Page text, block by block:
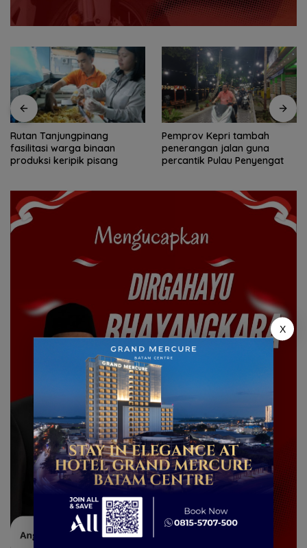
Pemprov Kepri tambah
penerangan jalan guna
percantik Pulau Penyengat
Yane Bima Arya: HAN
perkuat perhatian terhadap
tumbuh kembang anak
X